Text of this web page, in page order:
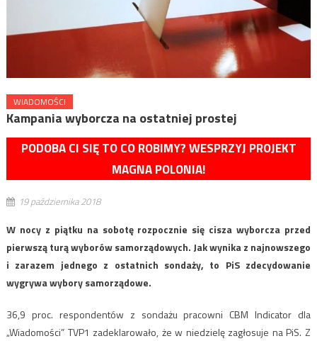
WIADOMOŚCI
Kampania wyborcza na ostatniej prostej
PODOBA CI SIĘ TO CO ROBIMY? WESPRZYJ PROJEKT
MAGNA POLONIA!
19 października 2018
W nocy z piątku na sobotę rozpocznie się cisza wyborcza przed
pierwszą turą wyborów samorządowych. Jak wynika z najnowszego
i zarazem jednego z ostatnich sondaży, to PiS zdecydowanie
wygrywa wybory samorządowe.
36,9 proc. respondentów z sondażu pracowni CBM Indicator dla
„Wiadomości” TVP1 zadeklarowało, że w niedzielę zagłosuje na PiS. Z